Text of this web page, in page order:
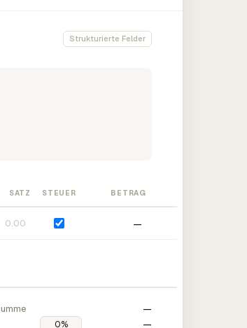
Strukturierte Felder
SATZ STEUER BETRAG
—
—
—